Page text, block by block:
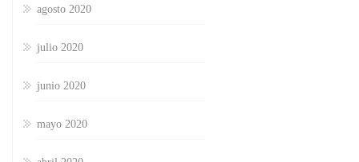
agosto 2020
julio 2020
junio 2020
mayo 2020